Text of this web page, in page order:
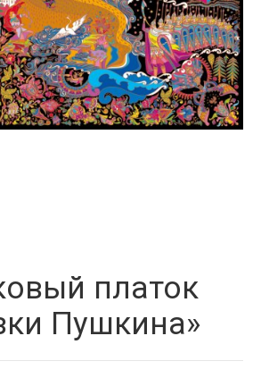
платок
Пушкина»